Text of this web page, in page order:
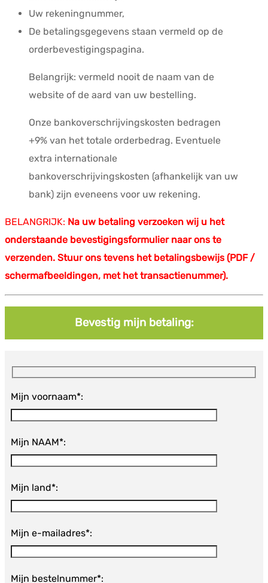
Uw rekeningnummer,
De betalingsgegevens staan vermeld op de
orderbevestigingspagina.
Belangrijk: vermeld nooit de naam van de
website of de aard van uw bestelling.
Onze bankoverschrijvingskosten bedragen
+9% van het totale orderbedrag. Eventuele
extra internationale
bankoverschrijvingskosten (afhankelijk van uw
bank) zijn eveneens voor uw rekening.
BELANGRIJK: Na uw betaling verzoeken wij u het
onderstaande bevestigingsformulier naar ons te
verzenden. Stuur ons tevens het betalingsbewijs (PDF /
schermafbeeldingen, met het transactienummer).
Bevestig mijn betaling:
Mijn voornaam*:
Mijn NAAM*:
Mijn land*:
Mijn e-mailadres*:
Mijn bestelnummer*: